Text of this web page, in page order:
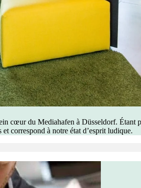
cœur du Mediahafen à Düsseldorf. Étant
correspond à notre état d’esprit ludique.